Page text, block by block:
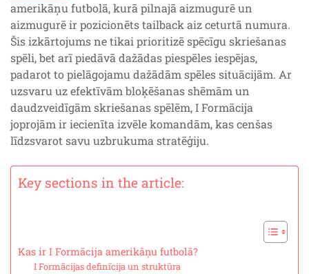
amerikāņu futbolā, kurā pilnajā aizmugurē un
aizmugurē ir pozicionēts tailback aiz ceturtā numura.
Šis izkārtojums ne tikai prioritizē spēcīgu skriešanas
spēli, bet arī piedāvā dažādas piespēles iespējas,
padarot to pielāgojamu dažādām spēles situācijām. Ar
uzsvaru uz efektīvām bloķēšanas shēmām un
daudzveidīgām skriešanas spēlēm, I Formācija
joprojām ir iecienīta izvēle komandām, kas cenšas
līdzsvarot savu uzbrukuma stratēģiju.
Key sections in the article:
Kas ir I Formācija amerikāņu futbolā?
I Formācijas definīcija un struktūra